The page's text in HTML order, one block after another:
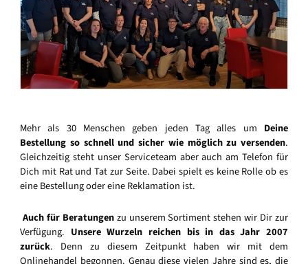
Mehr als 30 Menschen geben jeden Tag alles um Deine
Bestellung so schnell und sicher wie möglich zu versenden.
Gleichzeitig steht unser Serviceteam aber auch am Telefon für
Dich mit Rat und Tat zur Seite. Dabei spielt es keine Rolle ob es
eine Bestellung oder eine Reklamation ist.
Auch für Beratungenzu unserem Sortiment stehen wir Dir zur
Verfügung. Unsere Wurzeln reichen bis in das Jahr 2007
zurück. Denn zu diesem Zeitpunkt haben wir mit dem
Onlinehandel begonnen. Genau diese vielen Jahre sind es, die